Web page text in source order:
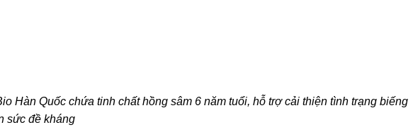
Hàn Quốc chứa tinh chất hồng sâm 6 năm tuổi, hỗ trợcải thiện tình trạng biếng
sức đề kháng